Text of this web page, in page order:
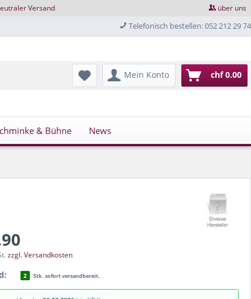
Versand über uns
Telefonisch bestellen: 052 212 29 74
Mein Konto chf 0.00
& Bühne News
zzgl. Versandkosten
2 Stk. sofort versandbereit.